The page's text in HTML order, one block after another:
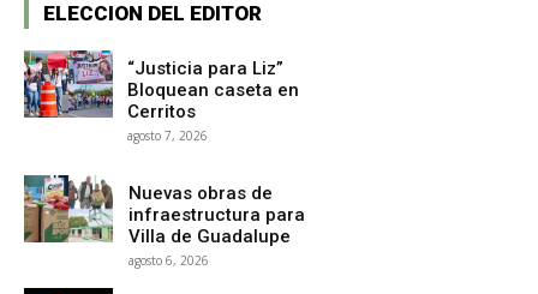
ELECCION DEL EDITOR
“Justicia para Liz”
Bloquean caseta en
Cerritos
agosto 7, 2026
Nuevas obras de
infraestructura para
Villa de Guadalupe
agosto 6, 2026